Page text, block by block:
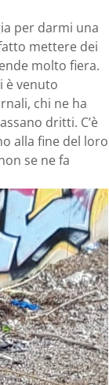
per darmi una
mettere dei
molto fiera.
è venuto
chi ne ha
dritti. C’è
alla fine del loro
se ne fa